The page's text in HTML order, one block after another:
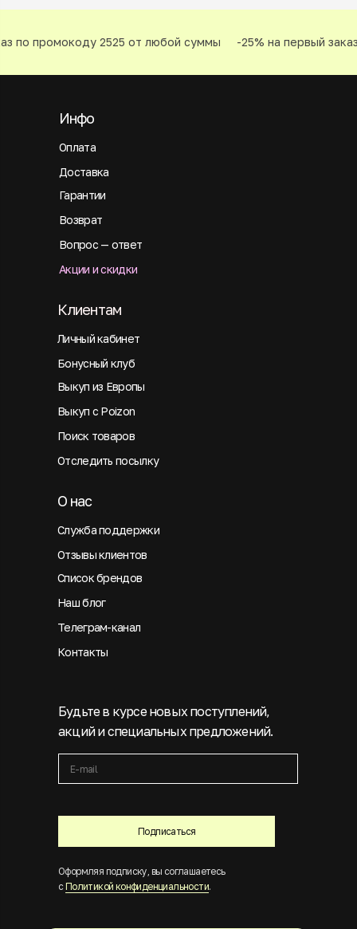
по промокоду 2525 от любой суммы -25% на первый
Оплата
Инфо
Подписаться
Будьте в курсе новых поступлений,
акций и специальных предложений.
Оформляя подписку, вы соглашаетесь
с Политикой конфиденциальности.
Доставка
Гарантии
Возврат
Вопрос — ответ
Акции и скидки
Личный кабинет
Клиентам
Бонусный клуб
Выкуп из Европы
Выкуп с Poizon
Поиск товаров
Отследить посылку
Служба поддержки
О нас
Отзывы клиентов
Список брендов
Наш блог
Телеграм-канал
Контакты